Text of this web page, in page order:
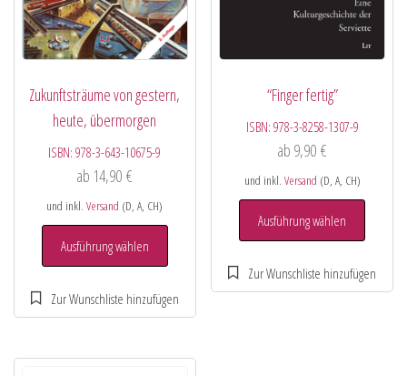
Zukunftsträume von gestern,
heute, übermorgen
ISBN:978-3-643-10675-9
ab 14,90€
und inkl.Versand (D, A, CH)
Ausführung wählen
“Finger fertig”
ISBN: 978-3-8258-1307-9
ab 9,90€
und inkl. Versand (D, A, CH)
Ausführung wählen